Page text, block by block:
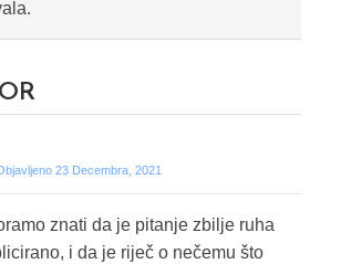
23 Decembra, 2021
znati da je pitanje zbilje ruha
i da je riječ o nečemu što